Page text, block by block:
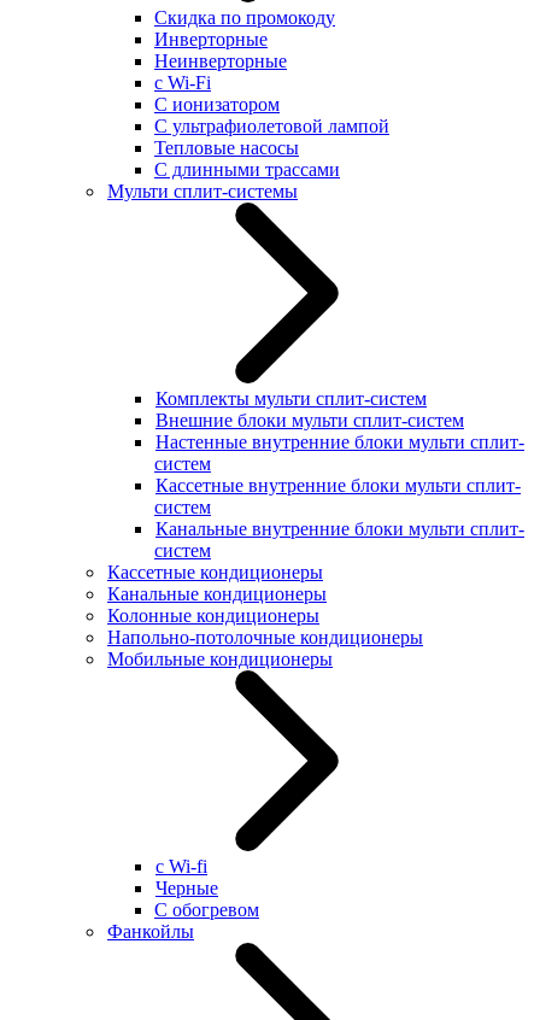
Скидка по промокоду
Инверторные
Неинверторные
с Wi-Fi
С ионизатором
С ультрафиолетовой лампой
Тепловые насосы
С длинными трассами
Мульти сплит-системы
Комплекты мульти сплит-систем
Внешние блоки мульти сплит-систем
Настенные внутренние блоки мульти сплит-
систем
Кассетные внутренние блоки мульти сплит-
систем
Канальные внутренние блоки мульти сплит-
систем
Кассетные кондиционеры
Канальные кондиционеры
Колонные кондиционеры
Напольно-потолочные кондиционеры
Мобильные кондиционеры
с Wi-fi
Черные
С обогревом
Фанкойлы